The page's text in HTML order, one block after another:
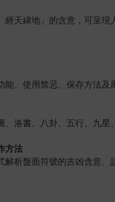
天緯地」的含意，可呈
、使用禁忌、保存方法
洛書、八卦、五行、九
方法
析盤面符號的吉凶含意